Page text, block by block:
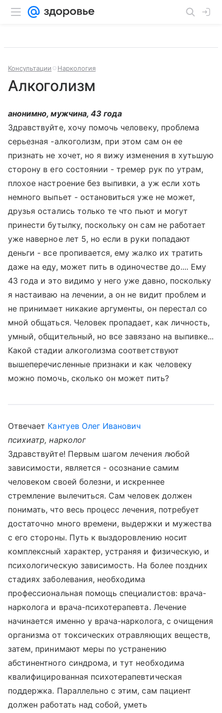
Консультации Наркология
Алкоголизм
анонимно, мужчина, 43 года
Здравствуйте, хочу помочь человеку, проблема
серьезная -алкоголизм, при этом сам он ее
признать не хочет, но я вижу изменения в хутьшую
сторону в его состоянии - тремер рук по утрам,
плохое настроение без выпивки, а уж если хоть
немного выпьет - остановиться уже не может,
друзья остались только те что пьют и могут
принести бутылку, поскольку он сам не работает
уже наверное лет 5, но если в руки попадают
деньги - все пропивается, ему жалко их тратить
даже на еду, может пить в одиночестве до.... Ему
43 года и это видимо у него уже давно, поскольку
я настаиваю на лечении, а он не видит проблем и
не принимает никакие аргументы, он перестал со
мной общаться. Человек пропадает, как личность,
умный, общительный, но все завязано на выпивке...
Какой стадии алкоголизма соответствуют
вышеперечисленные признаки и как человеку
можно помочь, сколько он может пить?
Отвечает Кантуев Олег Иванович
психиатр, нарколог
Здравствуйте! Первым шагом лечения любой
зависимости, является - осознание самим
человеком своей болезни, и искреннее
стремление вылечиться. Сам человек должен
понимать, что весь процесс лечения, потребует
достаточно много времени, выдержки и мужества
с его стороны. Путь к выздоровлению носит
комплексный характер, устраняя и физическую, и
психологическую зависимость. На более поздних
стадиях заболевания, необходима
профессиональная помощь специалистов: врача-
нарколога и врача-психотерапевта. Лечение
начинается именно у врача-нарколога, с очищения
организма от токсических отравляющих веществ,
затем, принимают меры по устранению
абстинентного синдрома, и тут необходима
квалифицированная психотерапевтическая
поддержка. Параллельно с этим, сам пациент
должен работать над собой, уметь